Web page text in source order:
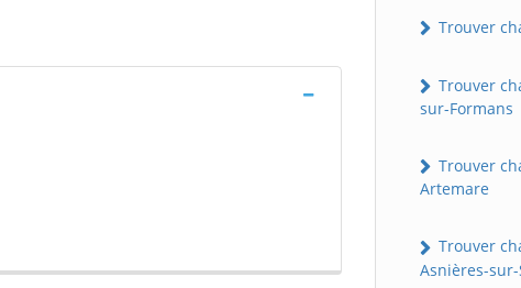
Trouver
Trouver
sur-Formans
Trouver
Artemare
Trouver
Asnières-sur-